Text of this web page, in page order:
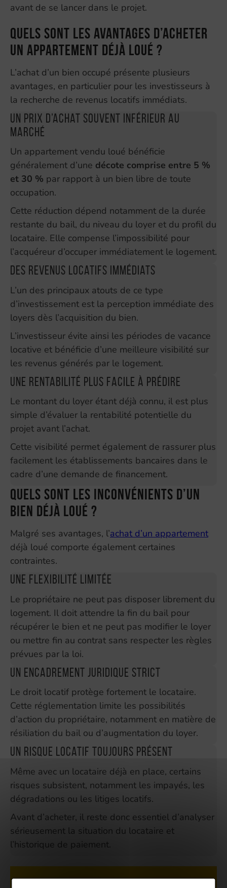
avant de se lancer dans le projet.
Quels sont les avantages d’acheter
un appartement déjà loué ?
L’achat d’un bien occupé présente plusieurs
avantages, en particulier pour les investisseurs à
la recherche de revenus locatifs immédiats.
Un prix d’achat souvent inférieur au
marché
Un appartement vendu loué bénéficie
généralement d’une décote comprise entre 5 %
et 30 % par rapport à un bien libre de toute
occupation.
Cette réduction dépend notamment de la durée
restante du bail, du niveau du loyer et du profil du
locataire. Elle compense l’impossibilité pour
l’acquéreur d’occuper immédiatement le logement.
Des revenus locatifs immédiats
L’un des principaux atouts de ce type
d’investissement est la perception immédiate des
loyers dès l’acquisition du bien.
L’investisseur évite ainsi les périodes de vacance
locative et bénéficie d’une meilleure visibilité sur
les revenus générés par le logement.
Une rentabilité plus facile à prédire
Le montant du loyer étant déjà connu, il est plus
simple d’évaluer la rentabilité potentielle du
projet avant l’achat.
Cette visibilité permet également de rassurer plus
facilement les établissements bancaires dans le
cadre d’une demande de financement.
Quels sont les inconvénients d’un
bien déjà loué ?
Malgré ses avantages, l’achat d’un appartement
déjà loué comporte également certaines
contraintes.
Une flexibilité limitée
Le propriétaire ne peut pas disposer librement du
logement. Il doit attendre la fin du bail pour
récupérer le bien et ne peut pas modifier le loyer
ou mettre fin au contrat sans respecter les règles
prévues par la loi.
Un encadrement juridique strict
Le droit locatif protège fortement le locataire.
Cette réglementation limite les possibilités
d’action du propriétaire, notamment en matière de
résiliation du bail ou d’augmentation du loyer.
Un risque locatif toujours présent
Même avec un locataire déjà en place, certains
risques subsistent, notamment les impayés, les
dégradations ou les litiges locatifs.
Avant d’acheter, il reste donc essentiel d’analyser
sérieusement la situation du locataire et
l’historique de paiement.